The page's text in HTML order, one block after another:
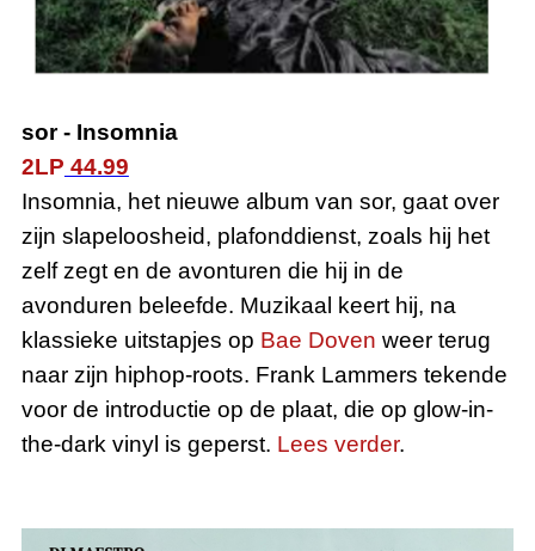
sor- Insomnia
2LP 44.99
Insomnia, het nieuwe album van sor, gaat over
zijn slapeloosheid, plafonddienst, zoals hij het
zelf zegt en de avonturen die hij in de
avonduren beleefde. Muzikaal keert hij, na
klassieke uitstapjes op Bae Doven weer terug
naar zijn hiphop-roots. Frank Lammers tekende
voor de introductie op de plaat, die op glow-in-
the-dark vinyl is geperst. Lees verder.